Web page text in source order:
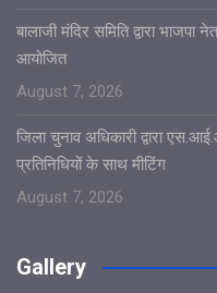
बालाजी मंदिर समिति द्वारा
आयोजित
August 7, 2026
जिला चुनाव अधिकारी द्वारा
प्रतिनिधियों के साथ मीटिंग
August 7, 2026
Gallery